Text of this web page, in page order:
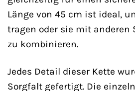
Länge von 45 cm ist ideal,
tragen oder sie mit anderen
zu kombinieren.
Jedes Detail dieser Kette
Sorgfalt gefertigt. Die